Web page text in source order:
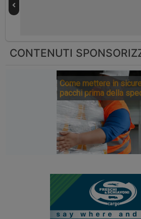
CONTENUTI
Come mettere in
pacchi prima della